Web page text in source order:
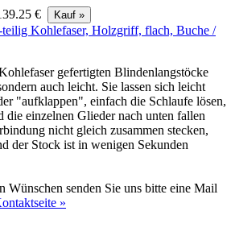
€
gefertigten Blindenlangstöcke
auch leicht. Sie lassen sich leicht
"aufklappen", einfach die Schlaufe lösen,
die einzelnen Glieder nach unten fallen
nicht gleich zusammen stecken,
der Stock ist in wenigen Sekunden
Wünschen senden Sie uns bitte eine Mail
»